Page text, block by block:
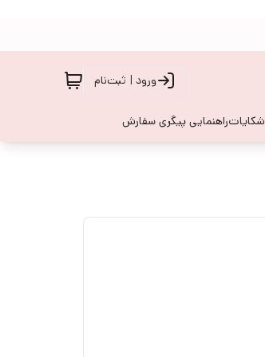
ورود | ثبت‌نام
شکایاتراهنمایی پیگری سفارش